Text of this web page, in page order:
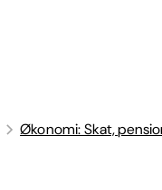
Økonomi: Skat,